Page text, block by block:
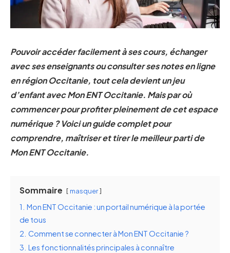
Pouvoir accéder facilement à ses cours, échanger
avec ses enseignants ou consulter ses notes en ligne
en région Occitanie, tout cela devient un jeu
d’enfant avec Mon ENT Occitanie. Mais par où
commencer pour profiter pleinement de cet espace
numérique ? Voici un guide complet pour
comprendre, maîtriser et tirer le meilleur parti de
Mon ENT Occitanie.
Sommaire masquer
1. Mon ENT Occitanie : un portail numérique à la portée
de tous
2. Comment se connecter à Mon ENT Occitanie ?
3. Les fonctionnalités principales à connaître